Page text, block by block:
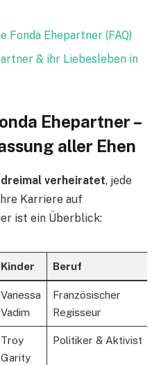
Fonda Ehepartner (FAQ)
& ihr Liebesleben in
Ehepartner –
aller Ehen
dreimal verheiratet, jede
Karriere auf
ist ein Überblick:
Kinder Beruf
Vanessa
Vadim
Französischer
Regisseur
Troy
Garity
Politiker & Aktivist